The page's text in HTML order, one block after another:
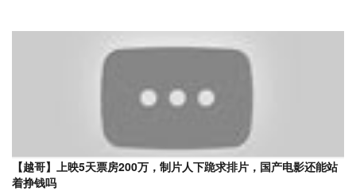
【越哥】上映5天票房200万，制片人下跪求排片，国产电影还能站
着挣钱吗